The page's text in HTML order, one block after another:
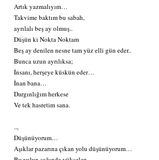
Artık yazmalıyım…
Takvime baktım bu sabah,
ayrılalı beş ay olmuş..
Düşün ki Nokta Noktam
Beş ay denilen nesne tam yüz elli gün eder..
Bunca uzun ayrılıksa;
İnsanı, herşeye küskün eder…
İnan bana…
Dargınlığım herkese
Ve tek hasretim sana.
..,
Düşünüyorum…
Aşıklar pazarına çıkan yolu düşünüyorum…